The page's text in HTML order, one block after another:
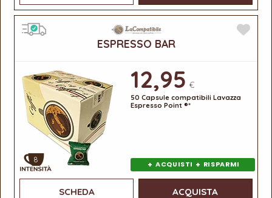
ESPRESSO BAR
8
12,95 €
50 Capsule compatibili Lavazza
Espresso Point ®*
+ ACQUISTI + RISPARMI
SCHEDA ACQUISTA